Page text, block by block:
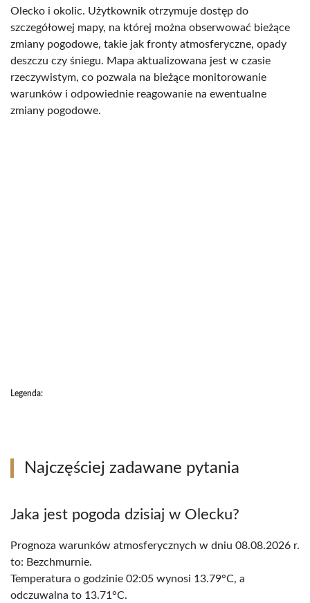
Olecko i okolic. Użytkownik otrzymuje dostęp do
szczegółowej mapy, na której można obserwować bieżące
zmiany pogodowe, takie jak fronty atmosferyczne, opady
deszczu czy śniegu. Mapa aktualizowana jest w czasie
rzeczywistym, co pozwala na bieżące monitorowanie
warunków i odpowiednie reagowanie na ewentualne
zmiany pogodowe.
Legenda:
Najczęściej zadawane pytania
Jaka jest pogoda dzisiaj w Olecku?
Prognoza warunków atmosferycznych w dniu 08.08.2026 r.
to: Bezchmurnie.
Temperatura o godzinie 02:05 wynosi 13.79°C, a
odczuwalna to 13.71°C.